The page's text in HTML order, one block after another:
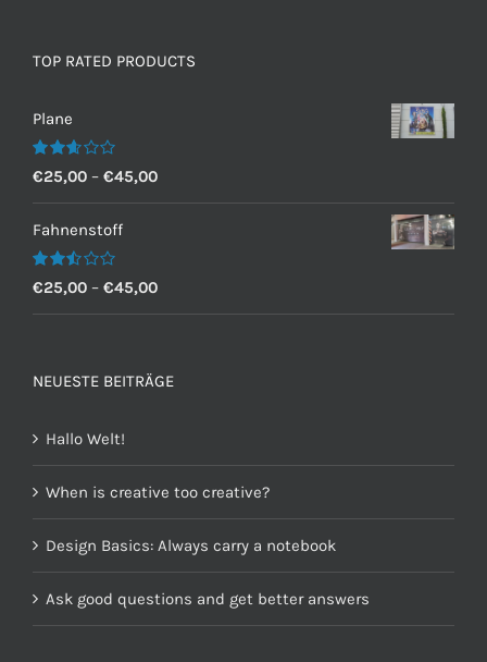
TOP RATED PRODUCTS
Plane
Bewertet
mit
2.60
von 5
€25,00 – €45,00
Fahnenstoff
Bewertet
mit
2.50
€25,00 – €45,00
NEUESTE BEITRÄGE
Hallo Welt!
When is creative too creative?
Design Basics: Always carry a notebook
Ask good questions and get better answers